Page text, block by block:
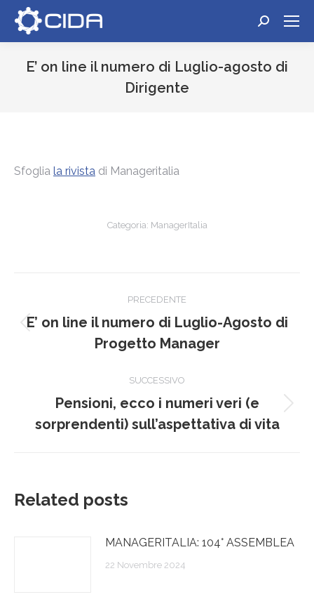
Cerca:
E’ on line il numero di Luglio-agosto di
Dirigente
Sfoglia la rivista di Manageritalia
Categoria: ManagerItalia
tra
PRECEDENTE
Post
precedente:
E’ on line il numero di Luglio-Agosto di
Progetto Manager
SUCCESSIVO
Prossimo
post:
Pensioni, ecco i numeri veri (e
sorprendenti) sull’aspettativa di vita
Related posts
MANAGERITALIA: 104° ASSEMBLEA
22 Novembre 2024